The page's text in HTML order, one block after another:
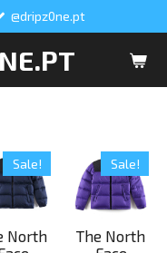
@dripz0ne.pt
Sale!
North
Sale!
The North